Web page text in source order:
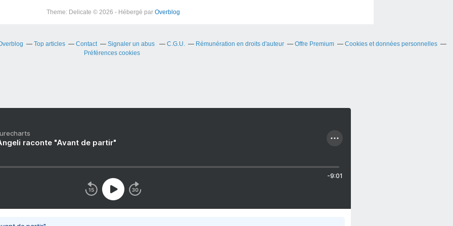
Theme: Delicate © 2026 - Hébergé par Overblog
Top articles Contact Signaler un abus C.G.U. Rémunération en droits d'auteur Offre Premium
Cookies et données personnelles
Préférences cookies
raconte "Avant de partir"
-9:01